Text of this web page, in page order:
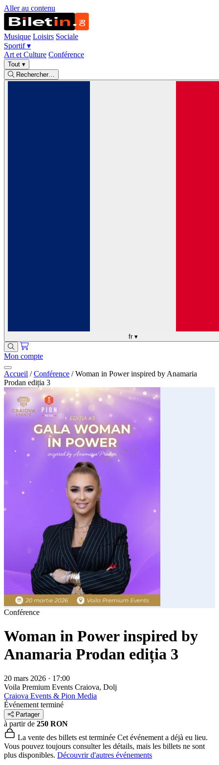
Aller au contenu
Musique Loisirs Sociale
Sportif▾
Art et Culture Conférence
Tout ▾
Rechercher…
fr ▾
Mon compte
Accueil / Conférence / Woman in Power inspired by Anamaria
Prodan ediția 3
Conférence
Woman in Power inspired by
Anamaria Prodan ediția 3
20 mars 2026 · 17:00
Voila Premium Events Craiova, Dolj
Craiova Events & Pion Media
Événement terminé
Partager
à partir de 250 RON
La vente des billets est terminée Cet événement a déjà eu lieu.
Vous pouvez toujours consulter les détails, mais les billets ne sont
plus disponibles. Découvrir d'autres événements